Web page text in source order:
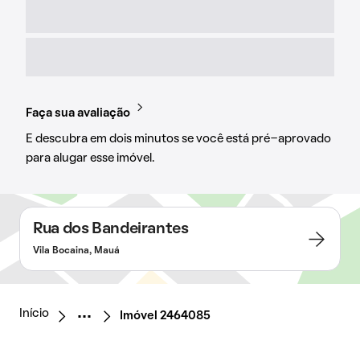
Faça sua avaliação
E descubra em dois minutos se você está pré-aprovado
para alugar esse imóvel.
Rua dos Bandeirantes
Vila Bocaina, Mauá
Início Imóvel 2464085